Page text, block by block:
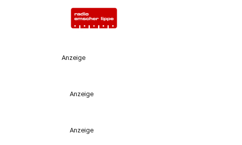
Anzeige
Anzeige
Anzeige